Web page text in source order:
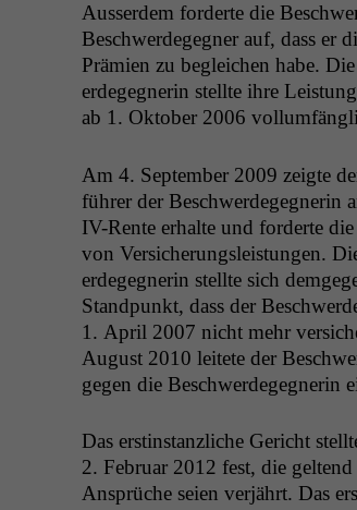
Ausser­dem forderte die
Beschw­erdegeg­n­er auf, dass er
Prämien zu begle­ichen habe.
erdegeg­ner­in stellte ihre
ab 1. Okto­ber 2006
Am 4. Sep­tem­ber 2009 zeigte
führer der Beschw­erdegeg­ner­in
IV-Rente erhalte und forderte
von Ver­sicherungsleis­tun­gen.
erdegeg­ner­in stellte sich
Stand­punkt, dass der
1. April 2007 nicht mehr
August 2010 leit­ete der
gegen die Beschw­erdegeg­ner­in
Das erstin­stan­zliche Gericht
2. Feb­ru­ar 2012 fest, die gel­tend
Ansprüche seien ver­jährt. Das